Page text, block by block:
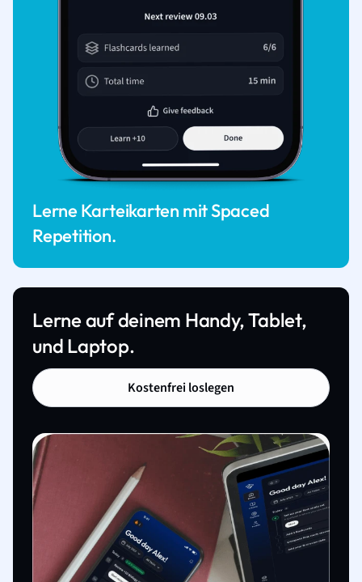
Lerne Karteikarten mit Spaced
Repetition.
Lerne auf deinem Handy, Tablet,
und Laptop.
Kostenfrei loslegen